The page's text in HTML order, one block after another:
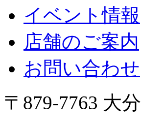
イベント情報
店舗のご案内
お問い合わせ
〒879-7763 大